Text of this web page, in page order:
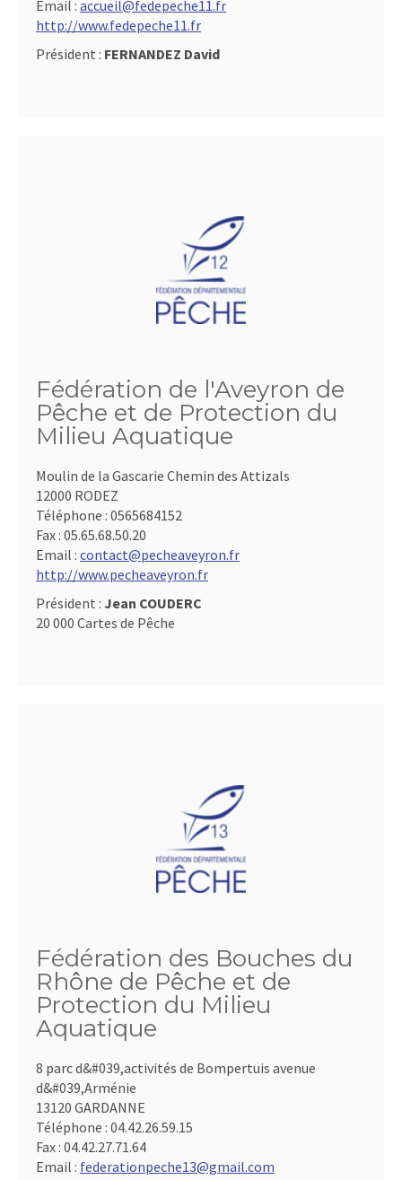
Email : accueil@fedepeche11.fr
http://www.fedepeche11.fr
Président : FERNANDEZ David
Fédération de l'Aveyron de
Pêche et de Protection du
Milieu Aquatique
Moulin de la Gascarie Chemin des Attizals
12000 RODEZ
Téléphone : 0565684152
Fax : 05.65.68.50.20
Email : contact@pecheaveyron.fr
http://www.pecheaveyron.fr
Président : Jean COUDERC
20 000 Cartes de Pêche
Fédération des Bouches du
Rhône de Pêche et de
Protection du Milieu
Aquatique
8 parc d&#039,activités de Bompertuis avenue
d&#039,Arménie
13120 GARDANNE
Téléphone : 04.42.26.59.15
Fax : 04.42.27.71.64
Email : federationpeche13@gmail.com